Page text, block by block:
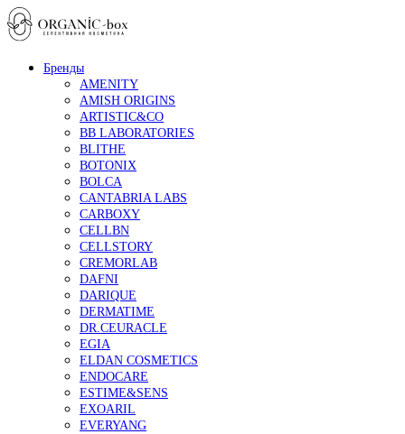
Бренды
AMENITY
AMISH ORIGINS
ARTISTIC&CO
BB LABORATORIES
BLITHE
BOTONIX
BOLCA
CANTABRIA LABS
CARBOXY
CELLBN
CELLSTORY
CREMORLAB
DAFNI
DARIQUE
DERMATIME
DR.CEURACLE
EGIA
ELDAN COSMETICS
ENDOCARE
ESTIME&SENS
EXOARIL
EVERYANG